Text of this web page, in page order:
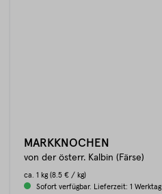
MARKKNOCHEN
von der österr. Kalbin (Färse)
ca. 1 kg (8.5 € / kg)
Sofort verfügbar. Lieferzeit: 1 Werktag